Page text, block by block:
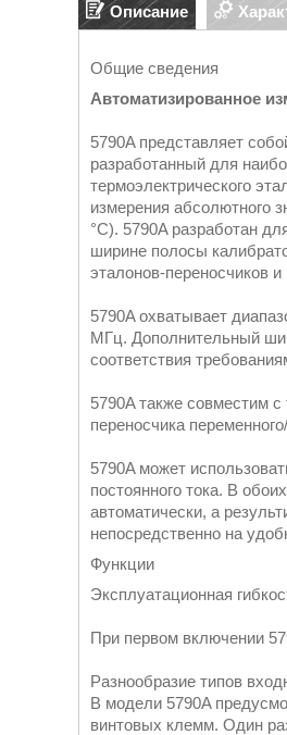
Описание
Общие сведения
Автоматизированное
5790A представляет
разработанный для
термоэлектрического
измерения абсолютного
°C). 5790A разработан
ширине полосы
эталонов-переносчиков
5790A охватывает
МГц. Дополнительный
соответствия
5790A также совместим
переносчика
5790A может
постоянного тока. В
автоматически, а
непосредственно на
Функции
Эксплуатационная
При первом включении
Разнообразие типов
В модели 5790A
винтовых клемм. Один